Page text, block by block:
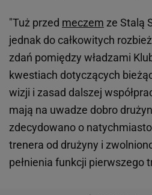
"Tuż przed meczem ze Stalą
jednak do całkowitych
zdań pomiędzy władzami
kwestiach dotyczących
wizji i zasad dalszej
mają na uwadze dobro
zdecydowano o
trenera od drużyny i
pełnienia funkcji pierwszego